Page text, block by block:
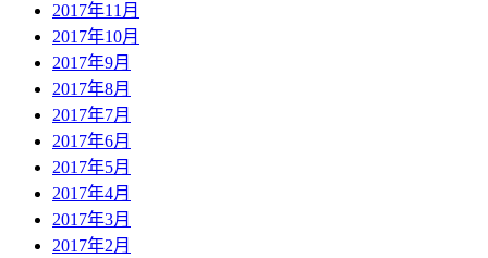
2017年11月
2017年10月
2017年9月
2017年8月
2017年7月
2017年6月
2017年5月
2017年4月
2017年3月
2017年2月